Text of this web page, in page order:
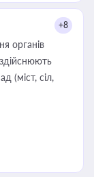
+8
органів
(міст, сіл,